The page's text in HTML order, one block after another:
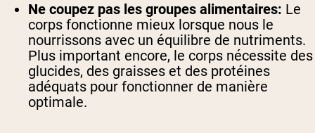
Ne coupez pas les groupes alimentaires: Le
corps fonctionne mieux lorsque nous le
nourrissons avec un équilibre de nutriments.
Plus important encore, le corps nécessite des
glucides, des graisses et des protéines
adéquats pour fonctionner de manière
optimale.